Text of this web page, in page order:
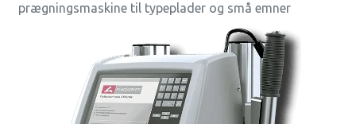
prægningsmaskine til typeplader og små emner